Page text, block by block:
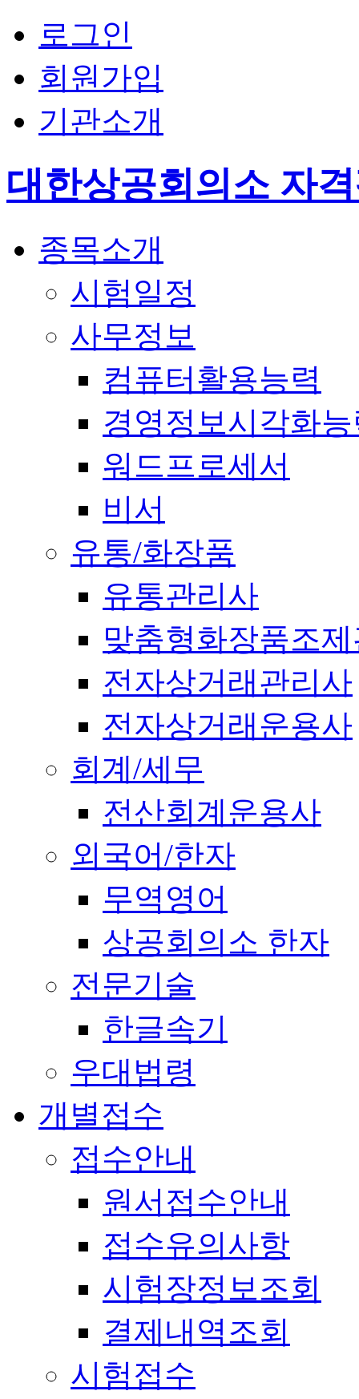
로그인
회원가입
기관소개
대한상공회의소 자
종목소개
시험일정
사무정보
컴퓨터활용능력
경영정보시각화
워드프로세서
비서
유통/화장품
유통관리사
맞춤형화장품조
전자상거래관리사
전자상거래운용사
회계/세무
전산회계운용사
외국어/한자
무역영어
상공회의소 한자
전문기술
한글속기
우대법령
개별접수
접수안내
원서접수안내
접수유의사항
시험장정보조회
결제내역조회
시험접수